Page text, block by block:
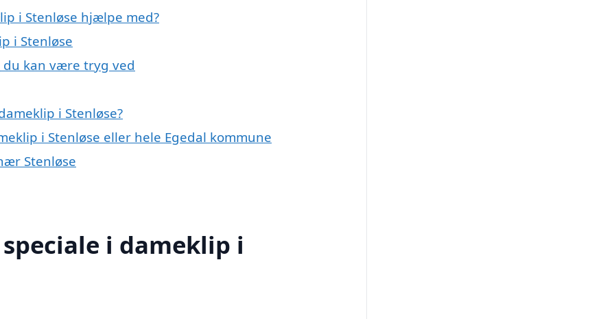
i Stenløse hjælpe med?
i Stenløse
du kan være tryg ved
i Stenløse?
i Stenløse eller hele Egedal kommune
Stenløse
i dameklip i